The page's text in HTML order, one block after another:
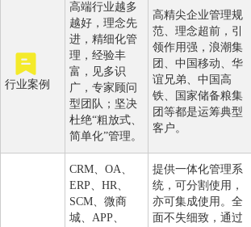
行业案例
高端行业越多
越好，理念先
进，精细化管
理，经验丰
富，见多识
广，专家顾问
型团队；坚决
杜绝“粗放式、
简单化”管理。
高精尖企业管理规
范、理念超前，引
领作用强，浪潮集
团、中国移动、华
谊兄弟、中国高
铁、国家储备粮集
团等都是运筹典型
客户。
CRM、OA、
ERP、HR、
SCM、微商
城、APP、
提供一体化管理系
统，可分割使用，
亦可集成使用。全
面不失细致，通过